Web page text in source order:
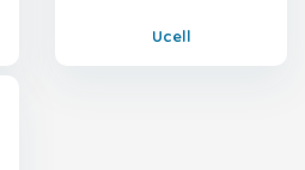
Ucell